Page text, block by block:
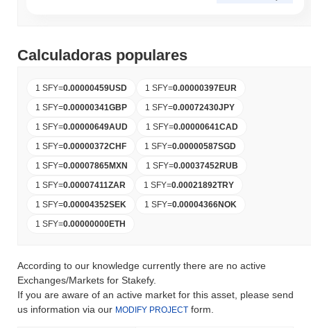
Calculadoras populares
1 SFY=0.00000459USD 1 SFY=0.00000397EUR
1 SFY=0.00000341GBP 1 SFY=0.00072430JPY
1 SFY=0.00000649AUD 1 SFY=0.00000641CAD
1 SFY=0.00000372CHF 1 SFY=0.00000587SGD
1 SFY=0.00007865MXN 1 SFY=0.00037452RUB
1 SFY=0.00007411ZAR 1 SFY=0.00021892TRY
1 SFY=0.00004352SEK 1 SFY=0.00004366NOK
1 SFY=0.00000000ETH
According to our knowledge currently there are no active
Exchanges/Markets for Stakefy.
If you are aware of an active market for this asset, please send
us information via our MODIFY PROJECT form.